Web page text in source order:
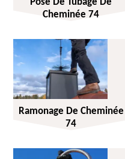
Pose De Tubage De
Cheminée 74
Ramonage De Cheminée
74